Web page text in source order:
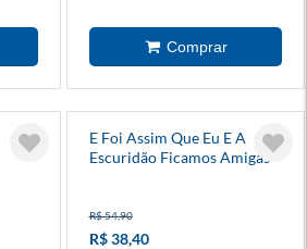
E Foi Assim Que Eu E A
Escuridão Ficamos Amigas
R$ 54,90
R$ 38,40